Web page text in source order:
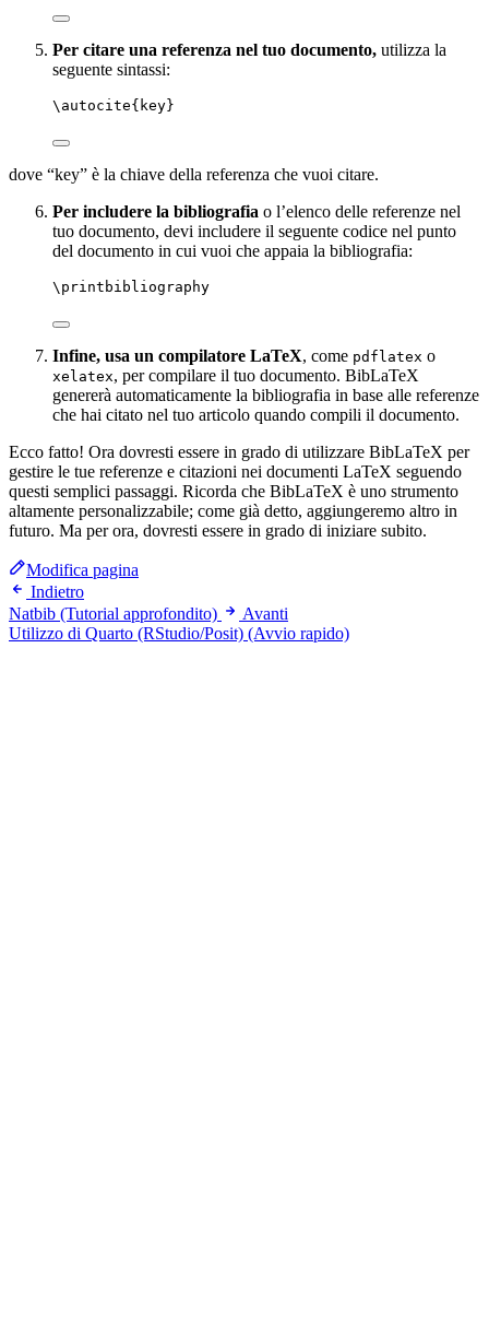
Per citare una referenza nel tuo documento, utilizza la
seguente sintassi:
\autocite{ key}
dove “key” è la chiave della referenza che vuoi citare.
Per includere la bibliografia o l’elenco delle referenze nel
tuo documento, devi includere il seguente codice nel punto
del documento in cui vuoi che appaia la bibliografia:
\printbibliography
Infine, usa un compilatore LaTeX, come pdflatex o
xelatex, per compilare il tuo documento. BibLaTeX
genererà automaticamente la bibliografia in base alle referenze
che hai citato nel tuo articolo quando compili il documento.
Ecco fatto! Ora dovresti essere in grado di utilizzare BibLaTeX per
gestire le tue referenze e citazioni nei documenti LaTeX seguendo
questi semplici passaggi. Ricorda che BibLaTeX è uno strumento
altamente personalizzabile; come già detto, aggiungeremo altro in
futuro. Ma per ora, dovresti essere in grado di iniziare subito.
Modifica pagina
Indietro
Natbib (Tutorial approfondito)
Avanti
Utilizzo di Quarto (RStudio/Posit) (Avvio rapido)